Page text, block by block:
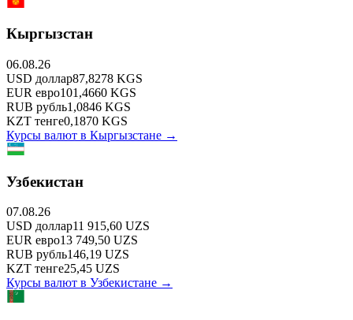
Кыргызстан
06.08.26
USD доллар87,8278 KGS
EUR евро101,4660 KGS
RUB рубль1,0846 KGS
KZT тенге0,1870 KGS
Курсы валют в Кыргызстане →
Узбекистан
07.08.26
USD доллар11 915,60 UZS
EUR евро13 749,50 UZS
RUB рубль146,19 UZS
KZT тенге25,45 UZS
Курсы валют в Узбекистане →